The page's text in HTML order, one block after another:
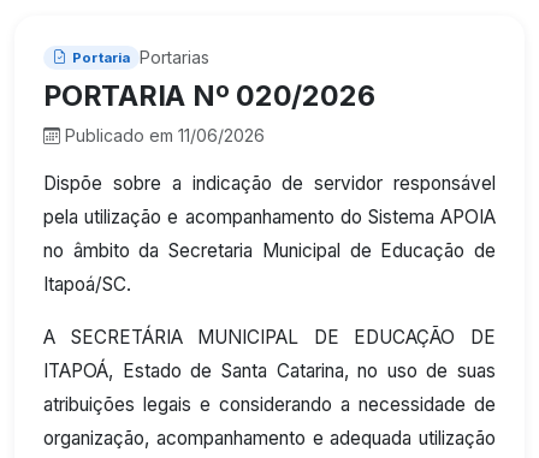
Portaria Portarias
PORTARIA Nº 020/2026
Publicado em 11/06/2026
Dispõe sobre a indicação de servidor responsável
pela utilização e acompanhamento do Sistema APOIA
no âmbito da Secretaria Municipal de Educação de
Itapoá/SC.
A SECRETÁRIA MUNICIPAL DE EDUCAÇÃO DE
ITAPOÁ, Estado de Santa Catarina, no uso de suas
atribuições legais e considerando a necessidade de
organização, acompanhamento e adequada utilização